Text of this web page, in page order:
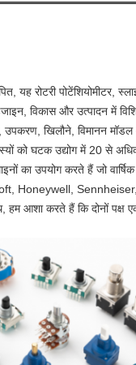
रोटरी पोटेंशियोमीटर,
विकास और उत्पादन में
खिलौने, विमानन
को घटक उद्योग में 20 से
का उपयोग करते हैं जो
Honeywell,
हम आशा करते हैं कि दोनों